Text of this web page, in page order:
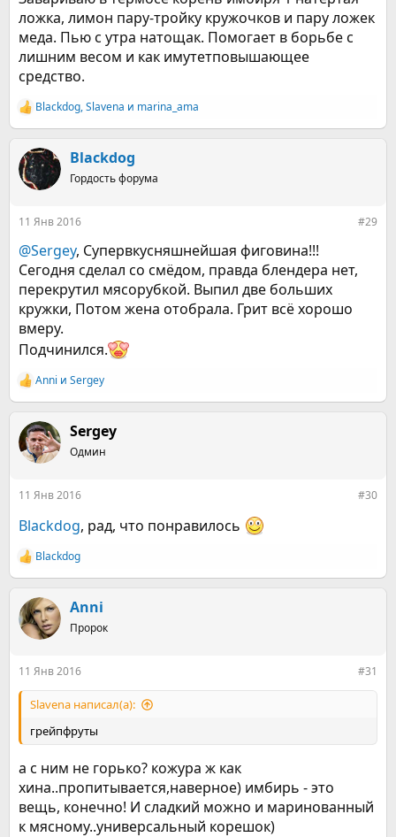
ложка, лимон пару-тройку кружочков и пару ложек
меда. Пью с утра натощак. Помогает в борьбе с
лишним весом и как имутетповышающее
средство.
Р
е
к
ц
и
Blackdog,Slavena и marina_ama
Blackdog
Гордость форума
11 Янв 2016 #29
@Sergey, Супервкусняшнейшая фиговина!!!
Сегодня сделал со смёдом, правда блендера нет,
перекрутил мясорубкой. Выпил две больших
кружки, Потом жена отобрала. Грит всё хорошо
вмеру.
Подчинился.
Р
е
к
ц
и
Anni и Sergey
Sergey
Одмин
11 Янв 2016 #30
Blackdog, рад, что понравилось
Р
е
к
ц
и
Blackdog
Anni
Пророк
11 Янв 2016 #31
Slavena написал(а):
грейпфруты
а с ним не горько? кожура ж как
хина..пропитывается,наверное) имбирь - это
вещь, конечно! И сладкий можно и маринованный
к мясному..универсальный корешок)